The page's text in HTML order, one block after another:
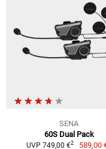
SENA
60S Dual Pack
UVP 749,00 €2 589,00